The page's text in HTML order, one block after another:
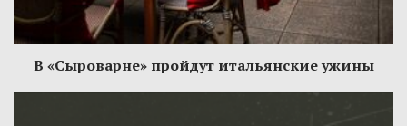
В «Сыроварне» пройдут итальянские ужины